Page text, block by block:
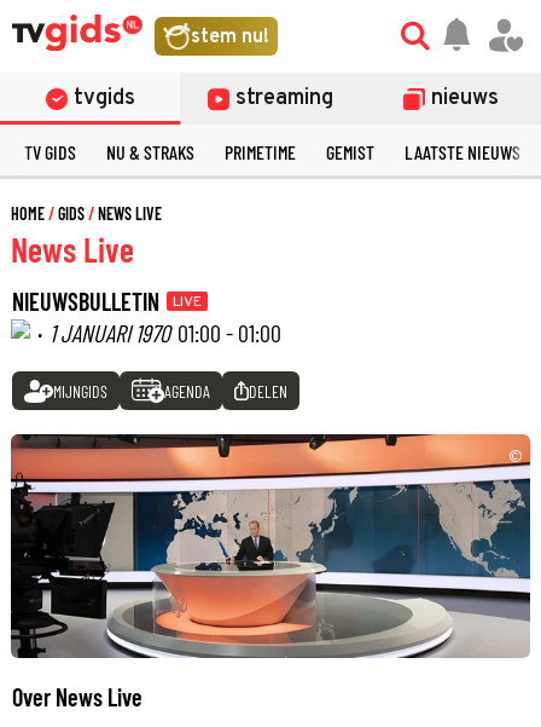
stem nu!
tvgids streaming nieuws
TV GIDS NU & STRAKS PRIMETIME GEMIST LAATSTE NIEUWS
HOME GIDS NEWS LIVE
News Live
NIEUWSBULLETIN LIVE
· 1 JANUARI 1970 01:00 - 01:00
MIJNGIDS AGENDA DELEN
©
Over News Live